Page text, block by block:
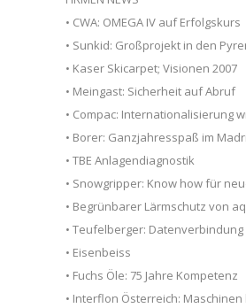
• CWA: OMEGA IV auf Erfolgskurs
• Sunkid: Großprojekt in den
• Kaser Skicarpet; Visionen 2007
• Meingast: Sicherheit auf Abruf
• Compac: Internationalisierung
• Borer: Ganzjahresspaß im
• TBE Anlagendiagnostik
• Snowgripper: Know how für
• Begrünbarer Lärmschutz von
• Teufelberger:
• Eisenbeiss
• Fuchs Öle: 75 Jahre Kompetenz
• Interflon Österreich: